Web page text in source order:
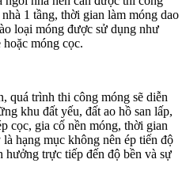
1 tầng, thời gian làm móng dao
loại móng được sử dụng như
móng cọc.
quá trình thi công móng sẽ diễn
khu đất yếu, đất ao hồ san lấp,
cọc, gia cố nền móng, thời gian
hạng mục không nên ép tiến độ
trực tiếp đến độ bền và sự